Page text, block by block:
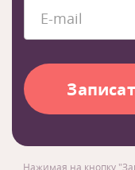
Нажимая на кнопку